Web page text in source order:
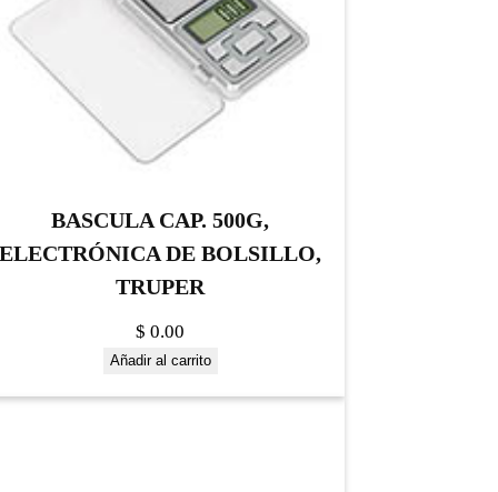
BASCULA CAP. 500G,
ELECTRÓNICA DE BOLSILLO,
TRUPER
$ 0.00
Añadir al carrito